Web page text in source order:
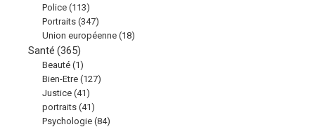
Police (113)
Portraits (347)
Union européenne (18)
Santé (365)
Beauté (1)
Bien-Etre (127)
Justice (41)
portraits (41)
Psychologie (84)